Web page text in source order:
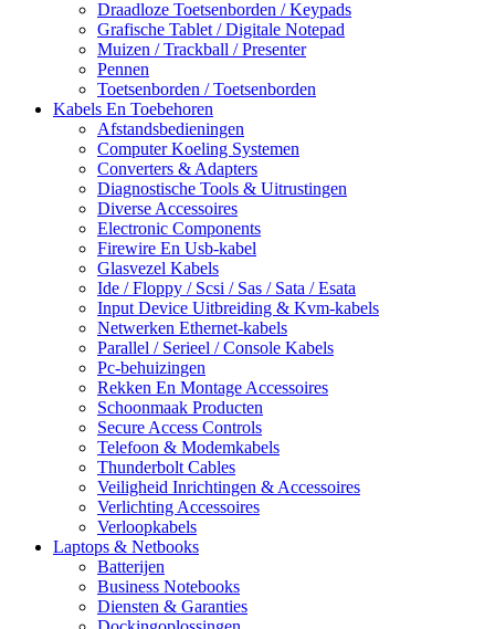
Draadloze Toetsenborden / Keypads
Grafische Tablet / Digitale Notepad
Muizen / Trackball / Presenter
Pennen
Toetsenborden / Toetsenborden
Kabels En Toebehoren
Afstandsbedieningen
Computer Koeling Systemen
Converters & Adapters
Diagnostische Tools & Uitrustingen
Diverse Accessoires
Electronic Components
Firewire En Usb-kabel
Glasvezel Kabels
Ide / Floppy / Scsi / Sas / Sata / Esata
Input Device Uitbreiding & Kvm-kabels
Netwerken Ethernet-kabels
Parallel / Serieel / Console Kabels
Pc-behuizingen
Rekken En Montage Accessoires
Schoonmaak Producten
Secure Access Controls
Telefoon & Modemkabels
Thunderbolt Cables
Veiligheid Inrichtingen & Accessoires
Verlichting Accessoires
Verloopkabels
Laptops & Netbooks
Batterijen
Business Notebooks
Diensten & Garanties